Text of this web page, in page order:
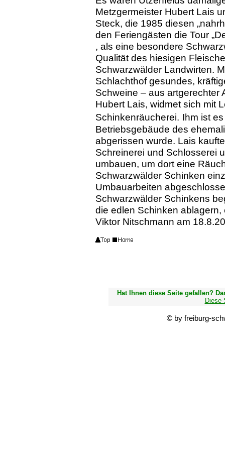
Metzgermeister Hubert Lais
Steck, die 1985 diesen
den Feriengästen die Tour
, als eine besondere
Qualität des hiesigen
Schwarzwälder Landwirten.
Schlachthof gesundes,
Schweine – aus artgerechter
Hubert Lais, widmet sich mit
Schinkenräucherei. Ihm ist
Betriebsgebäude des
abgerissen wurde. Lais
Schreinerei und Schlosserei
umbauen, um dort eine
Schwarzwälder Schinken
Umbauarbeiten
Schwarzwälder Schinkens
die edlen Schinken
Viktor Nitschmann am
Hat Ihnen diese Seite gefallen?
Diese
© by freiburg-